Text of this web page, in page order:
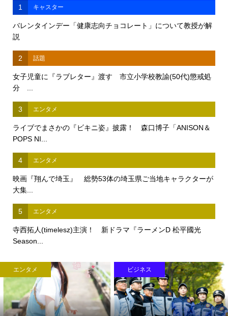
1 キャスター
バレンタインデー「健康志向チョコレート」について教授が解
説
2 話題
女子児童に『ラブレター』渡す 市立小学校教諭(50代)懲戒処
分 ...
3 エンタメ
ライブでまさかの『ビキニ姿』披露！ 森口博子「ANISON＆
POPS NI...
4 エンタメ
映画『翔んで埼玉』 総勢53体の埼玉県ご当地キャラクターが
大集...
5 エンタメ
寺西拓人(timelesz)主演！ 新ドラマ『ラーメンD 松平國光
Season...
エンタメ ビジネス